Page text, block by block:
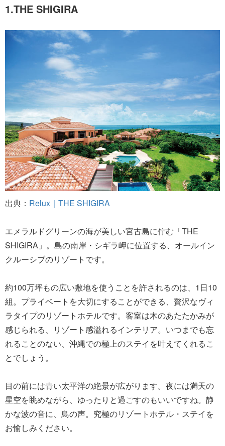
1.THE SHIGIRA
出典： Relux｜THE SHIGIRA
エメラルドグリーンの海が美しい宮古島に佇む「THE
SHIGIRA」。島の南岸・シギラ岬に位置する、オールイン
クルーシブのリゾートです。
約100万坪もの広い敷地を使うことを許されるのは、1日10
組。プライベートを大切にすることができる、贅沢なヴィ
ラタイプのリゾートホテルです。客室は木のあたたかみが
感じられる、リゾート感溢れるインテリア。いつまでも忘
れることのない、沖縄での極上のステイを叶えてくれるこ
とでしょう。
目の前には青い太平洋の絶景が広がります。夜には満天の
星空を眺めながら、ゆったりと過ごすのもいいですね。静
かな波の音に、鳥の声。究極のリゾートホテル・ステイを
お愉しみください。